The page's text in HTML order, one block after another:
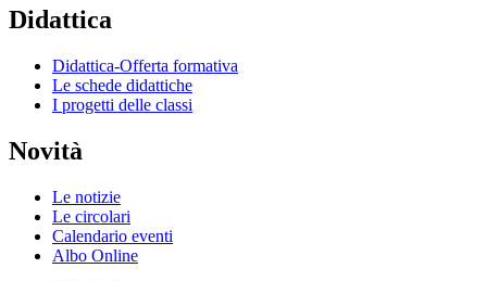
Didattica
Didattica-Offerta formativa
Le schede didattiche
I progetti delle classi
Novità
Le notizie
Le circolari
Calendario eventi
Albo Online